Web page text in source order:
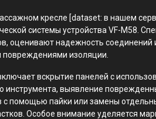
кресле [dataset: в нашем
системы устройства VF-M58.
оценивают надежность соединений
повреждениями изоляции.
вскрытие панелей с
инструмента, выявление
с помощью пайки или замены
Особое внимание уделяется